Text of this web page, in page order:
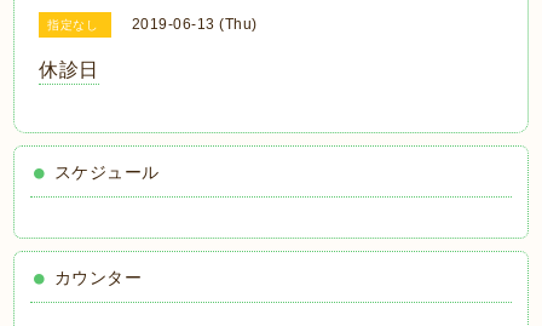
指定なし 2019-06-13 (Thu)
休診日
スケジュール
カウンター